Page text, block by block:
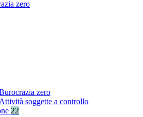
zero
zero
Attività soggette a controllo
22